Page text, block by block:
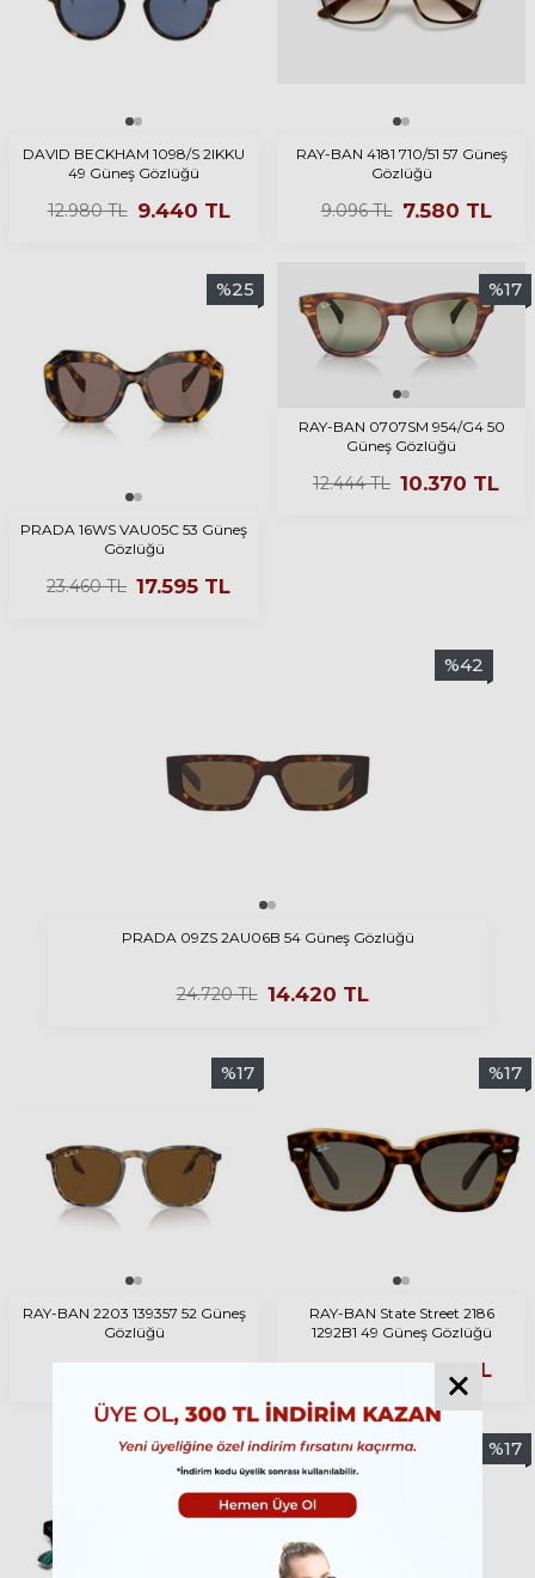
DAVID BECKHAM 1098/S 2IKKU
49 Güneş Gözlüğü
12.980TL 9.440 TL
RAY-BAN 4181 710/51 57 Güneş
Gözlüğü
9.096TL 7.580 TL
%25
PRADA 16WS VAU05C 53 Güneş
Gözlüğü
23.460TL 17.595 TL
%17
RAY-BAN 0707SM 954/G4 50
Güneş Gözlüğü
12.444TL 10.370 TL
%42
PRADA 09ZS 2AU06B 54 Güneş Gözlüğü
24.720TL 14.420 TL
%17
RAY-BAN 2203 139357 52 Güneş
Gözlüğü
11.892TL 9.910TL
%17
RAY-BAN State Street 2186
1292B1 49 Güneş Gözlüğü
9.660TL 8.050 TL
%17